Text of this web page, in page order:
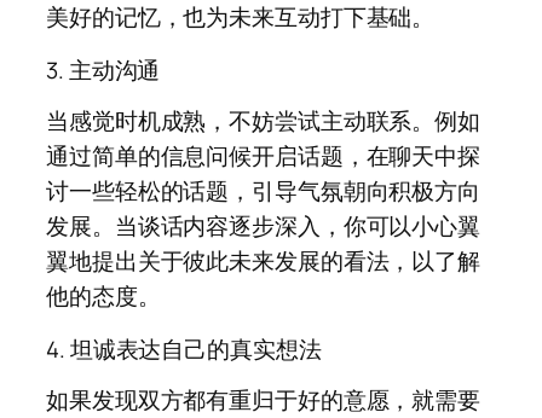
美好的记忆，也为未来互动打下基础。
3. 主动沟通
当感觉时机成熟，不妨尝试主动联系。例如
通过简单的信息问候开启话题，在聊天中探
讨一些轻松的话题，引导气氛朝向积极方向
发展。当谈话内容逐步深入，你可以小心翼
翼地提出关于彼此未来发展的看法，以了解
他的态度。
4. 坦诚表达自己的真实想法
如果发现双方都有重归于好的意愿，就需要